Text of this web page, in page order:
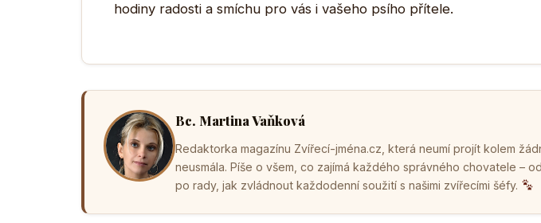
hodiny radosti a smíchu pro vás i vašeho psího přítele.
Bc. Martina Vaňková
Redaktorka magazínu Zvířecí-jména.cz, která neumí projít kolem
neusmála. Píše o všem, co zajímá každého správného chovatele –
po rady, jak zvládnout každodenní soužití s našimi zvířecími šéfy.